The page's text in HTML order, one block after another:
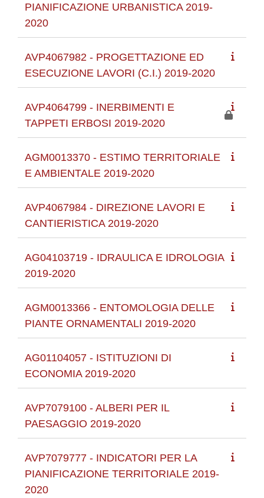
PIANIFICAZIONE URBANISTICA 2019-
2020
AVP4067982 - PROGETTAZIONE ED
ESECUZIONE LAVORI (C.I.) 2019-2020
AVP4064799 - INERBIMENTI E
TAPPETI ERBOSI 2019-2020
AGM0013370 - ESTIMO TERRITORIALE
E AMBIENTALE 2019-2020
AVP4067984 - DIREZIONE LAVORI E
CANTIERISTICA 2019-2020
AG04103719 - IDRAULICA E IDROLOGIA
2019-2020
AGM0013366 - ENTOMOLOGIA DELLE
PIANTE ORNAMENTALI 2019-2020
AG01104057 - ISTITUZIONI DI
ECONOMIA 2019-2020
AVP7079100 - ALBERI PER IL
PAESAGGIO 2019-2020
AVP7079777 - INDICATORI PER LA
PIANIFICAZIONE TERRITORIALE 2019-
2020